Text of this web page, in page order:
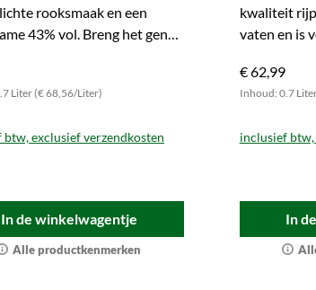
rooksmaak en een
43% vol. Breng het genot
Liter (€ 68,56/Liter)
btw, exclusief verzendkosten
In de winkelwagentje
Alle productkenmerken
kwaliteit
vaten en is
€ 62,99
Inhoud: 0.7
inclusief
In